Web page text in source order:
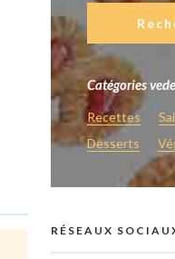
Catégories
Recettes
Desserts
RÉSEAUX